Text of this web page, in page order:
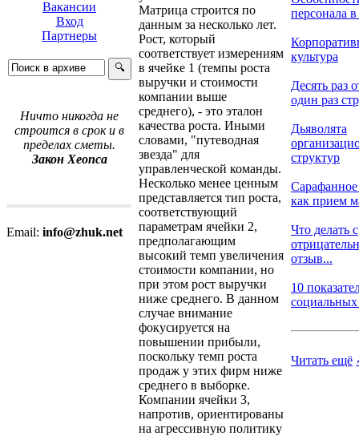
Вакансии
Вход
Партнеры
Ничто никогда не
строится в срок и в
пределах сметы.
Закон Хеопса
Email: info@zhuk.net
Матрица строится по
данным за несколько лет.
Рост, который
соответствует измерениям
в ячейке 1 (темпы роста
выручки и стоимости
компании выше
среднего), - это эталон
качества роста. Иными
словами, "путеводная
звезда" для
управленческой команды.
Несколько менее ценным
представляется тип роста,
соответствующий
параметрам ячейки 2,
предполагающим
высокий темп увеличения
стоимости компании, но
при этом рост выручки
ниже среднего. В данном
случае внимание
фокусируется на
повышении прибыли,
поскольку темп роста
продаж у этих фирм ниже
среднего в выборке.
Компании ячейки 3,
напротив, ориентированы
на агрессивную политику
персонала
культура
Десять раз
один раз
Дьяволята
структур
как прием
Что делать с
отзыв...
10
Читать ещё